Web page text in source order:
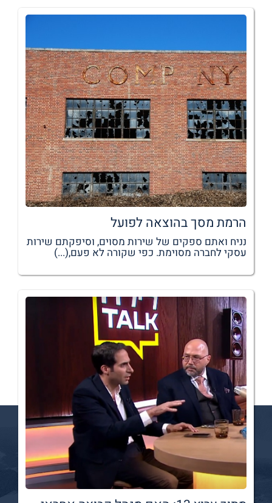
הרמת מסך בהוצאה לפועל
נניח ואתם ספקים של שירות מסוים, וסיפקתם שירות
עסקי לחברה מסוימת. כפי שקורה לא פעם,(...)